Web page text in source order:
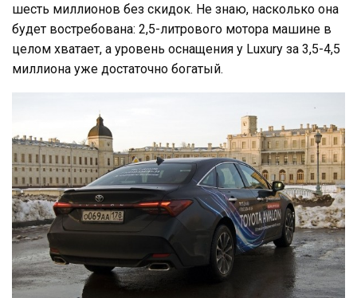
шесть миллионов без скидок. Не знаю, насколько она
будет востребована: 2,5-литрового мотора машине в
целом хватает, а уровень оснащения у Luxury за 3,5-4,5
миллиона уже достаточно богатый.